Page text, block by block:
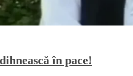
în pace!